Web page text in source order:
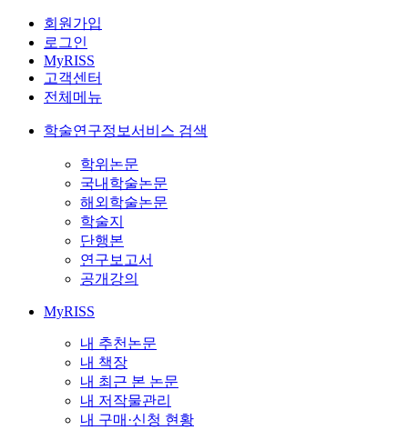
회원가입
로그인
MyRISS
고객센터
전체메뉴
학술연구정보서비스 검색
학위논문
국내학술논문
해외학술논문
학술지
단행본
연구보고서
공개강의
MyRISS
내 추천논문
내 책장
내 최근 본 논문
내 저작물관리
내 구매·신청 현황